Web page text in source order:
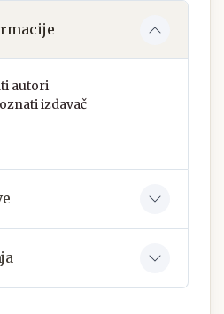
autori
izdavač